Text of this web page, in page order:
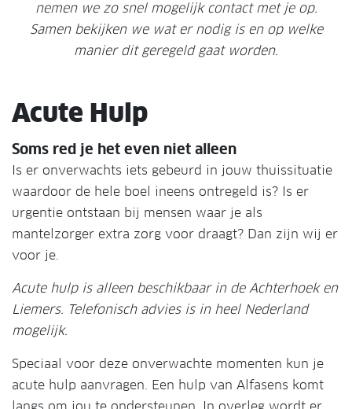
nemen we zo snel mogelijk contact met je op.
Samen bekijken we wat er nodig is en op welke
manier dit geregeld gaat worden.
Acute Hulp
Soms red je het even niet alleen
Is er onverwachts iets gebeurd in jouw thuissituatie
waardoor de hele boel ineens ontregeld is? Is er
urgentie ontstaan bij mensen waar je als
mantelzorger extra zorg voor draagt? Dan zijn wij er
voor je.
Acute hulp is alleen beschikbaar in de Achterhoek en
Liemers. Telefonisch advies is in heel Nederland
mogelijk.
Speciaal voor deze onverwachte momenten kun je
acute hulp aanvragen. Een hulp van Alfasens komt